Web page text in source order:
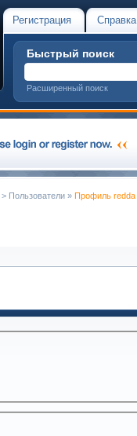
Регистрация Справка
Быстрый поиск
Расширенный поиск
> Пользователи » Профиль redda